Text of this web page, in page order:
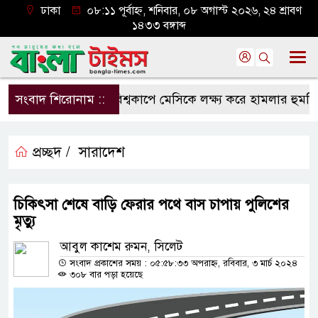
ঢাকা
০৮:১১ পূর্বাহ্ন, শনিবার, ০৮ অগাস্ট ২০২৬, ২৪ শ্রাবণ
১৪৩৩ বঙ্গাব্দ
সংবাদ শিরোনাম ::বিশ্বকাপে মেসিকে লক্ষ্য করে হামলার হুমকি,
প্রচ্ছদ / সারাদেশ
চিকিৎসা শেষে বাড়ি ফেরার পথে বাস চাপায় পুলিশের
মৃত্যু
আবুল কাশেম রুমন, সিলেট
সংবাদ প্রকাশের সময় : ০৫:৫৮:৩৩ অপরাহ্ন, রবিবার, ৩ মার্চ ২০২৪
৩০৮ বার পড়া হয়েছে